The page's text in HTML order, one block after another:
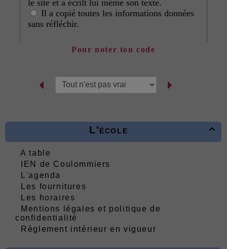

L'école
A table
IEN de Coulommiers
L'agenda
Les fournitures
Les horaires
Mentions légales et politique de
confidentialité
Règlement intérieur en vigueur
Pour noter ton code